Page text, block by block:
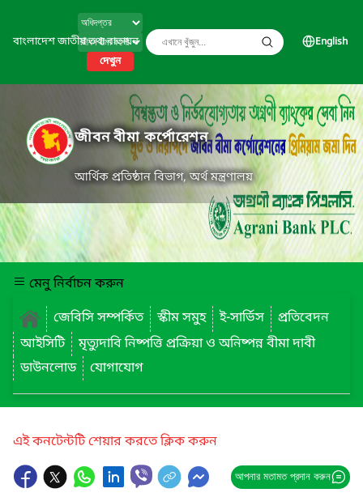
বাংলাদেশ জাতীয় তথ্য বাতায়ন
দেখুন
English
জীবন বীমা কর্পোরেশন
আর্থিক প্রতিষ্ঠান বিভাগ, অর্থ মন্ত্রণালয়
মেনু নির্বাচন করুন
জেবিসি সম্পর্কিত
স্কীম সমুহ ই-সার্ভিস
প্রতিবেদন
আইসিটি
মৃত্যুদাবি নিষ্পত্তি প্রক্রিয়া ও অনিষ্পন্ন বীমা দাবী
ডাউনলোড
যোগাযোগ
এই কনটেন্টটি শেয়ার করতে ক্লিক করুন
আপনার মতামত প্রদান করুন